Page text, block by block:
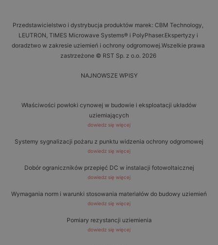
Przedstawicielstwo i dystrybucja produktów marek: CBM Technology,
LEUTRON, TIMES Microwave Systems® i PolyPhaser.Ekspertyzy i
doradztwo w zakresie uziemień i ochrony odgromowej.Wszelkie prawa
zastrzeżone © RST Sp. z o.o. 2026
NAJNOWSZE WPISY
Właściwości powłoki cynowej w budowie i eksploatacji układów
uziemiających
dowiedz się więcej
Systemy sygnalizacji pożaru z punktu widzenia ochrony odgromowej
dowiedz się więcej
Dobór ograniczników przepięć DC w instalacji fotowoltaicznej
dowiedz się więcej
Wymagania norm i warunki stosowania materiałów do budowy uziemień
dowiedz się więcej
Pomiary rezystancji uziemienia
dowiedz się więcej